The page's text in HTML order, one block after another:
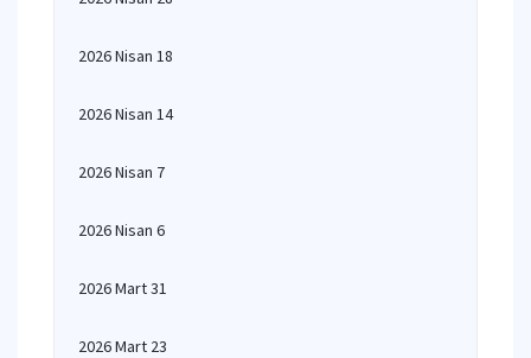
2026 Nisan 18
2026 Nisan 14
2026 Nisan 7
2026 Nisan 6
2026 Mart 31
2026 Mart 23